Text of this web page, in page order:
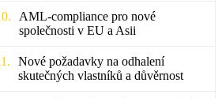
AML-compliance pro nové
společnosti v EU a Asii
Nové požadavky na odhalení
skutečných vlastníků a důvěrnost